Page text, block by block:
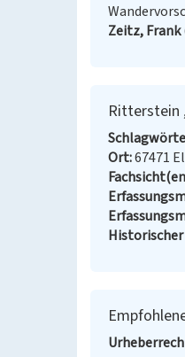
Zeitz, Frank
Ritterstein
Ort 67471